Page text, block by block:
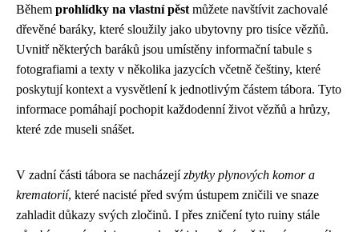
Během prohlídky na vlastní pěst můžete navštívit zachovalé
dřevěné baráky, které sloužily jako ubytovny pro tisíce vězňů.
Uvnitř některých baráků jsou umístěny informační tabule s
fotografiami a texty v několika jazycích včetně češtiny, které
poskytují kontext a vysvětlení k jednotlivým částem tábora. Tyto
informace pomáhají pochopit každodenní život vězňů a hrůzy,
které zde museli snášet.
V zadní části tábora se nacházejízbytky plynových komor a
krematorií, které nacisté před svým ústupem zničili ve snaze
zahladit důkazy svých zločinů. I přes zničení tyto ruiny stále